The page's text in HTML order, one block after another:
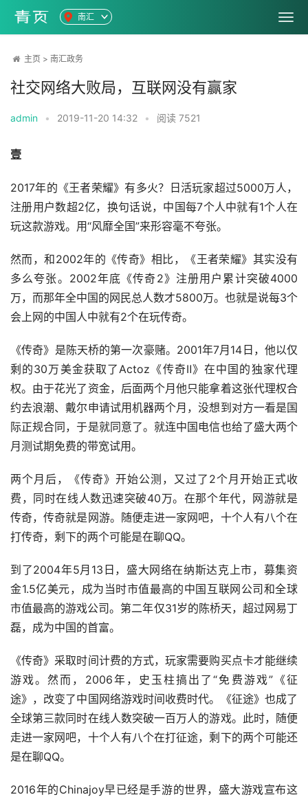
南汇
主页 > 南汇政务
社交网络大败局，互联网没有赢家
admin • 2019-11-20 14:32 • 阅读 7521
壹
2017年的《王者荣耀》有多火？日活玩家超过5000万人，
注册用户数超2亿，换句话说，中国每7个人中就有1个人在
玩这款游戏。用“风靡全国”来形容毫不夸张。
然而，和2002年的《传奇》相比，《王者荣耀》其实没有
多么夸张。2002年底《传奇2》注册用户累计突破4000
万，而那年全中国的网民总人数才5800万。也就是说每3个
会上网的中国人中就有2个在玩传奇。
《传奇》是陈天桥的第一次豪赌。2001年7月14日，他以仅
剩的30万美金获取了Actoz《传奇Ⅱ》在中国的独家代理
权。由于花光了资金，后面两个月他只能拿着这张代理权合
约去浪潮、戴尔申请试用机器两个月，没想到对方一看是国
际正规合同，于是就同意了。就连中国电信也给了盛大两个
月测试期免费的带宽试用。
两个月后，《传奇》开始公测，又过了2个月开始正式收
费，同时在线人数迅速突破40万。在那个年代，网游就是
传奇，传奇就是网游。随便走进一家网吧，十个人有八个在
打传奇，剩下的两个可能是在聊QQ。
到了2004年5月13日，盛大网络在纳斯达克上市，募集资
金1.5亿美元，成为当时市值最高的中国互联网公司和全球
市值最高的游戏公司。第二年仅31岁的陈桥天，超过网易丁
磊，成为中国的首富。
《传奇》采取时间计费的方式，玩家需要购买点卡才能继续
游戏。然而，2006年，史玉柱搞出了“免费游戏”《征
途》，改变了中国网络游戏时间收费时代。《征途》也成了
全球第三款同时在线人数突破一百万人的游戏。此时，随便
走进一家网吧，十个人有八个在打征途，剩下的两个可能还
是在聊QQ。
2016年的Chinajoy早已经是手游的世界，盛大游戏宣布这